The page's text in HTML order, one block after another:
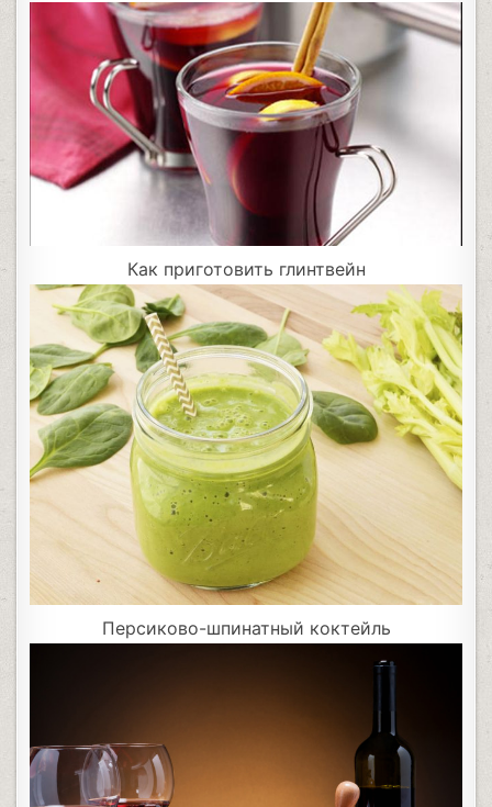
Как приготовить глинтвейн
Персиково-шпинатный коктейль